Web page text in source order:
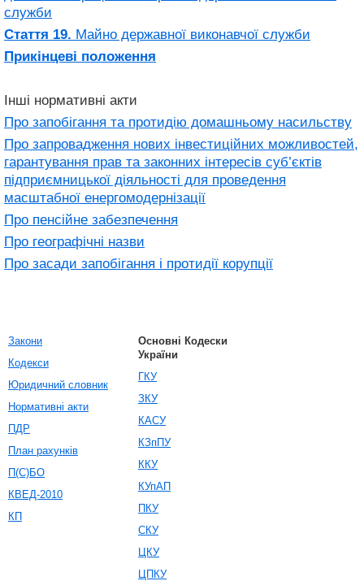
служби
Стаття 19. Майно державної виконавчої служби
Прикінцеві положення
Інші нормативні акти
Про запобігання та протидію домашньому насильству
Про запровадження нових інвестиційних можливостей,
гарантування прав та законних інтересів суб’єктів
підприємницької діяльності для проведення
масштабної енергомодернізації
Про пенсійне забезпечення
Про географічні назви
Про засади запобігання і протидії корупції
Закони
Кодекси
Юридичний словник
Нормативні акти
ПДР
План рахунків
П(С)БО
КВЕД-2010
КП
Основні Кодески
України
ГКУ
ЗКУ
КАСУ
КЗпПУ
ККУ
КУпАП
ПКУ
СКУ
ЦКУ
ЦПКУ